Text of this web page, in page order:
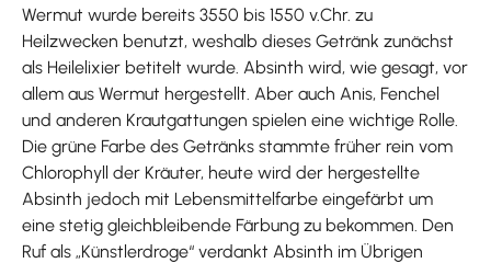
Wermut wurde bereits 3550 bis 1550 v.Chr. zu
Heilzwecken benutzt, weshalb dieses Getränk zunächst
als Heilelixier betitelt wurde. Absinth wird, wie gesagt, vor
allem aus Wermut hergestellt. Aber auch Anis, Fenchel
und anderen Krautgattungen spielen eine wichtige Rolle.
Die grüne Farbe des Getränks stammte früher rein vom
Chlorophyll der Kräuter, heute wird der hergestellte
Absinth jedoch mit Lebensmittelfarbe eingefärbt um
eine stetig gleichbleibende Färbung zu bekommen. Den
Ruf als „Künstlerdroge“ verdankt Absinth im Übrigen